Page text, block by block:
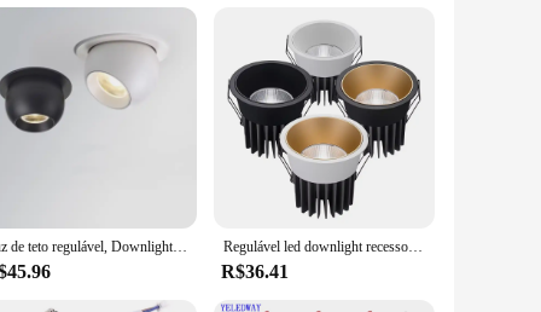
Luz de teto regulável, Downlight Redonda, 355 Ângulo, Girar, COB Recesso, Fundo Interior, Sala de estar, 7W, 9W, 12W Regulável led downlight recesso lâmpada do teto holofote de alumínio cob 110v 220v casa escritório loja ponto led buraco 65/75/90mm
R$36.41